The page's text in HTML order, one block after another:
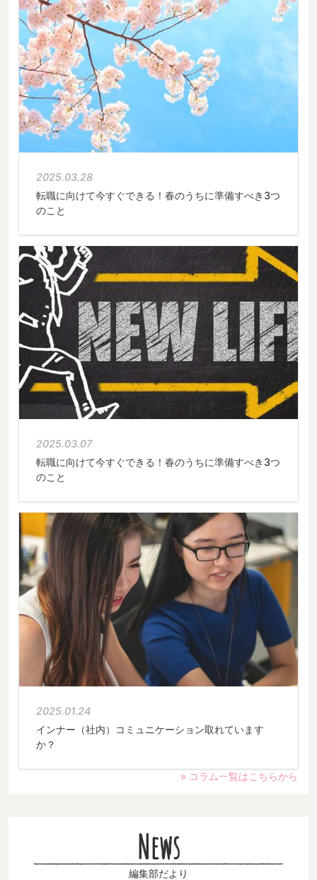
2025.03.28
転職に向けて今すぐできる！春のうちに準備すべき3つ
のこと
2025.03.07
転職に向けて今すぐできる！春のうちに準備すべき3つ
のこと
2025.01.24
インナー（社内）コミュニケーション取れています
か？
» コラム一覧はこちらから
News
編集部だより